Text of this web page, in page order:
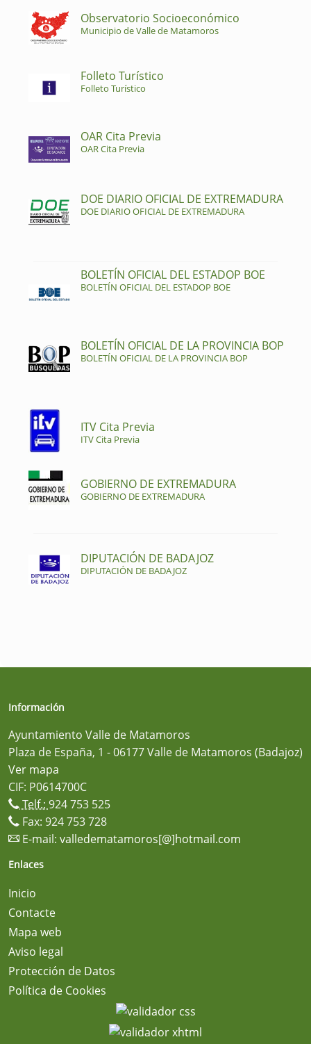
Observatorio Socioeconómico
Municipio de Valle de Matamoros
Folleto Turístico
Folleto Turístico
OAR Cita Previa
OAR Cita Previa
DOE DIARIO OFICIAL DE EXTREMADURA
DOE DIARIO OFICIAL DE EXTREMADURA
BOLETÍN OFICIAL DEL ESTADOP BOE
BOLETÍN OFICIAL DEL ESTADOP BOE
BOLETÍN OFICIAL DE LA PROVINCIA BOP
BOLETÍN OFICIAL DE LA PROVINCIA BOP
ITV Cita Previa
ITV Cita Previa
GOBIERNO DE EXTREMADURA
GOBIERNO DE EXTREMADURA
DIPUTACIÓN DE BADAJOZ
DIPUTACIÓN DE BADAJOZ
Información
Ayuntamiento Valle de Matamoros
Plaza de España, 1 - 06177 Valle de Matamoros (Badajoz)
Ver mapa
CIF: P0614700C
Telf.: 924 753 525
Fax: 924 753 728
E-mail: valledematamoros[@]hotmail.com
Enlaces
Inicio
Contacte
Mapa web
Aviso legal
Protección de Datos
Política de Cookies